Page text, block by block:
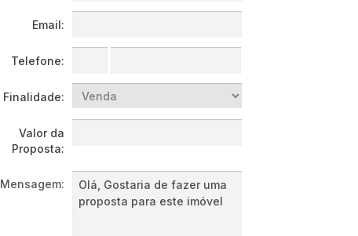
Email:
Telefone:
Finalidade:
Valor da
Proposta:
Mensagem: